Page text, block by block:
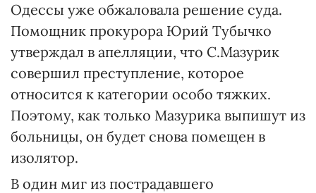
Одессы уже обжаловала решение суда.
Помощник прокурора Юрий Тубычко
утверждал в апелляции, что С.Мазурик
совершил преступление, которое
относится к категории особо тяжких.
Поэтому, как только Мазурика выпишут из
больницы, он будет снова помещен в
изолятор.
В один миг из пострадавшего